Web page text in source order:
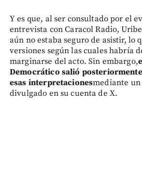
Y es que, al ser consultado por el
entrevista con Caracol Radio,
aún no estaba seguro de asistir, lo
versiones según las cuales habría
marginarse del acto. Sin embargo,
Democrático salió
esas interpretacionesmediante
divulgado en su cuenta de X.